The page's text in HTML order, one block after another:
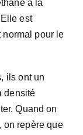
à la
est
normal pour le
ils ont un
densité
Quand on
on repère que